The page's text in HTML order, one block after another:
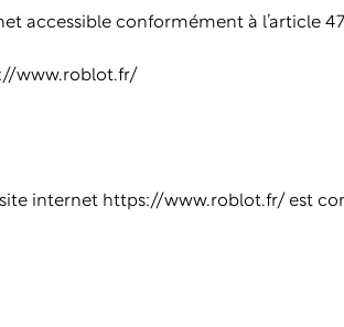
accessible conformément à l’article
www.roblot.fr/
site internet https://www.roblot.fr/ est